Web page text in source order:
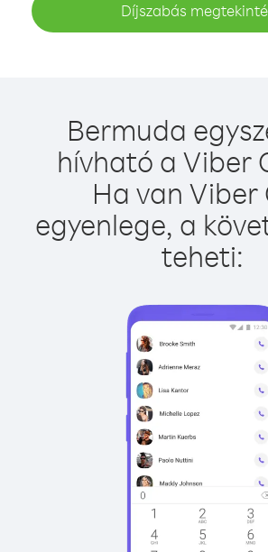
Díjszabás
Bermuda
hívható a Viber
Ha van Viber
egyenlege, a
teheti: